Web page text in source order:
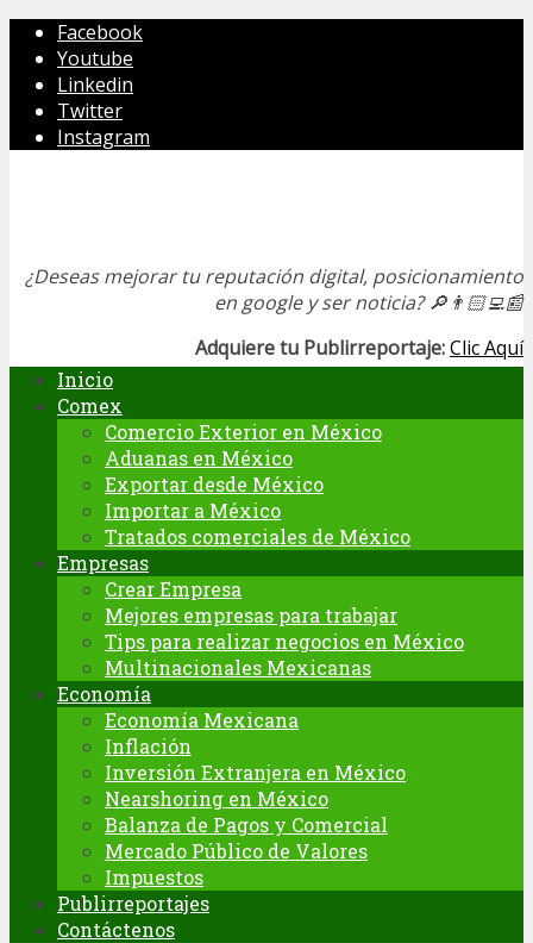
Facebook
Youtube
Linkedin
Twitter
Instagram
¿Deseas mejorar tu reputación digital, posicionamiento
en google y ser noticia?🔎👨🏻‍💻📰
Adquiere tu Publirreportaje:Clic Aquí
Inicio
Comex
Comercio Exterior en México
Aduanas en México
Exportar desde México
Importar a México
Tratados comerciales de México
Empresas
Crear Empresa
Mejores empresas para trabajar
Tips para realizar negocios en México
Multinacionales Mexicanas
Economía
Economía Mexicana
Inflación
Inversión Extranjera en México
Nearshoring en México
Balanza de Pagos y Comercial
Mercado Público de Valores
Impuestos
Publirreportajes
Contáctenos